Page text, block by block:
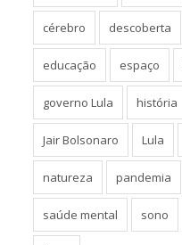
cérebro descoberta
educação espaço
governo Lula história
Jair Bolsonaro Lula
natureza pandemia
saúde mental sono